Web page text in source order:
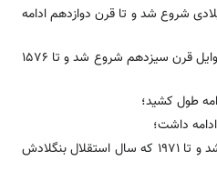
شروع شد و تا قرن دوازدهم ادامه
دوره پادشاهان و سلاطین، از اوایل قرن سیزدهم شروع شد و تا 1576
دوره پاکستان از 1947 شروع شد و تا 1971 که سال استقلال بنگلادش